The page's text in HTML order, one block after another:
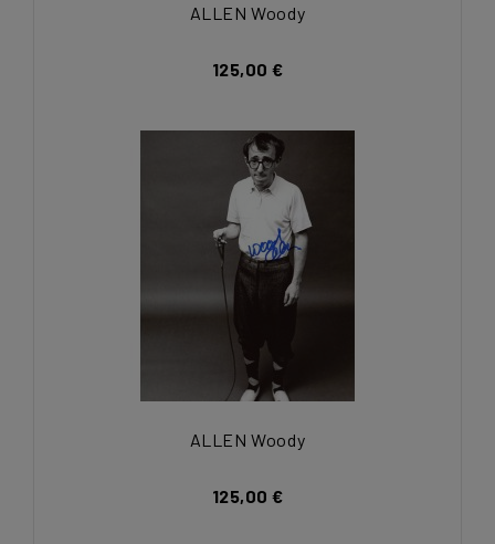
ALLEN Woody
125,00 €
ALLEN Woody
125,00 €